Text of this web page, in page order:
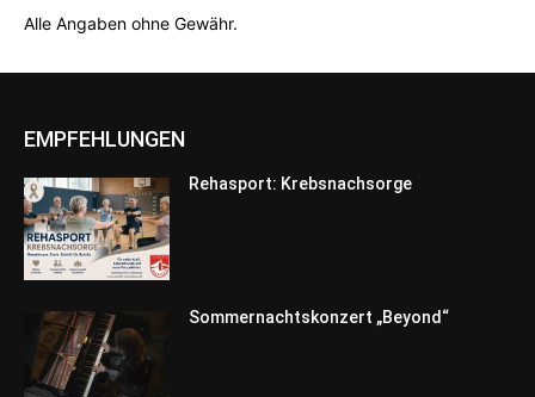
Alle Angaben ohne Gewähr.
EMPFEHLUNGEN
Rehasport: Krebsnachsorge
Sommernachtskonzert „Beyond“